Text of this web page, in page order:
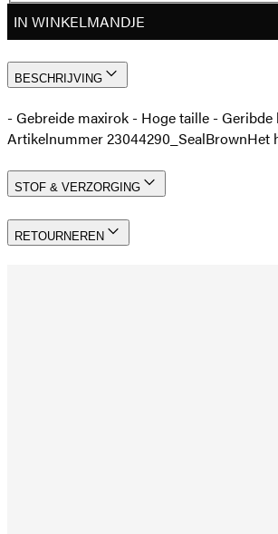
IN WINKELMANDJE
BESCHRIJVING
- Gebreide maxirok - Hoge taille -
Artikelnummer 23044290_SealBrownHet
STOF & VERZORGING
RETOURNEREN